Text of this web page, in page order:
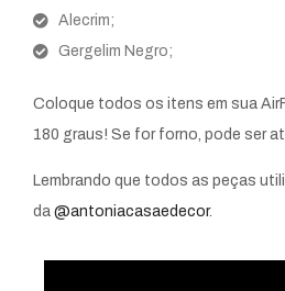
Alecrim;
Gergelim Negro;
Coloque todos os itens em sua
180 graus! Se for forno, pode ser
Lembrando que todos as peças
da @antoniacasaedecor.